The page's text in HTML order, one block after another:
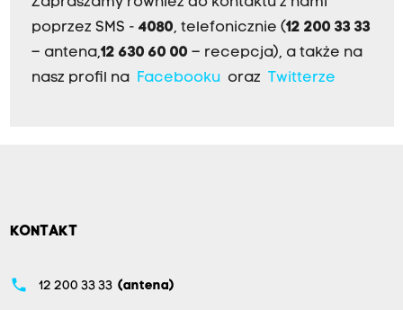
poprzez SMS - 4080, telefonicznie (12 200 33 33
– antena,12 630 60 00 – recepcja), a także na
nasz profil na
Facebookuoraz Twitterze
KONTAKT
phone 12 200 33 33 (antena)